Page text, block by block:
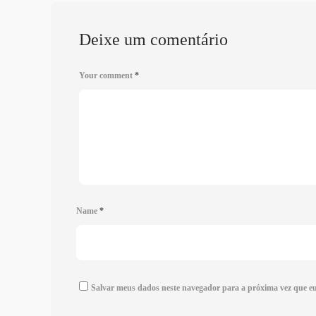
Deixe um comentário
Your comment *
Name *
Salvar meus dados neste navegador para a próxima vez que